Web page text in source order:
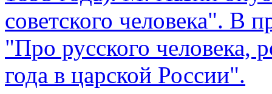
советского человека". В
"Про русского человека,
года в царской России".